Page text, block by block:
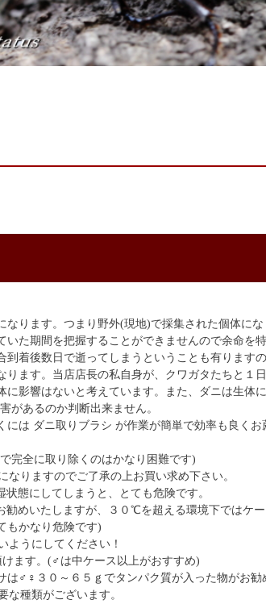
なります。つまり野外(現地)で採集された個体にな
いた期間を把握することができませんので余命
到着後数日で逝ってしまうということも有りますの
ります。当店店長の私自身が、クワガタたちと
に影響はないと考えています。また、ダニは生
があるのか判断出来ません。
には ダニ取りブラシ が作業が簡単で効率も良く
完全に取り除くのはかなり困難です)
りますのでご了承の上お買い求め下さい。
態にしてしまうと、とても危険です。
勧めいたしますが、３０℃を超える環境下ではケ
もかなり危険です)
ようにしてください！
ます。(♂は中ケース以上がおすすめ)
は♂♀３０～６５ｇでタンパク質が入った物がお勧
な種類がございます。